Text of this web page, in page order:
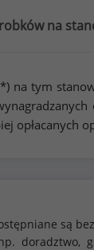
na
*) na tym
opłacanych
są